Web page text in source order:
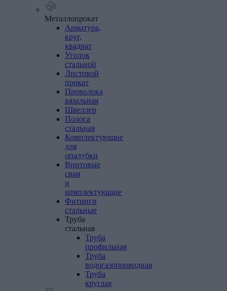
Металлопрокат
Арматура,
круг,
квадрат
Уголок
стальной
Листовой
прокат
Проволока
вязальная
Швеллер
Полоса
стальная
Комплектующие
для
опалубки
Винтовые
сваи
и
комплектующие
Фитинги
стальные
Труба
стальная
Труба
профильная
Труба
водогазопроводная
Труба
круглая